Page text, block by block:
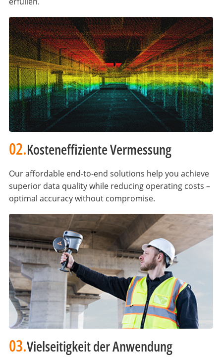
02.Kosteneffiziente Vermessung
Our affordable end-to-end solutions help you achieve
superior data quality while reducing operating costs –
optimal accuracy without compromise.
03.Vielseitigkeit der Anwendung